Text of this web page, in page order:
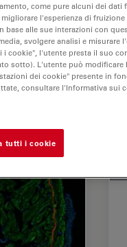
come pure alcuni dei dati
l'esperienza di
alle sue interazioni con
svolgere analisi e misurare
cookie", l'utente presta il suo
sotto). L'utente può modificare
dei cookie" presente in
consultare l'Informativa sui
tutti i cookie